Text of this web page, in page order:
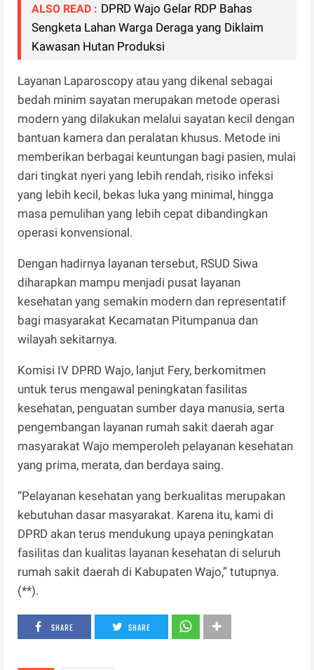
ALSO READ : DPRD Wajo Gelar RDP Bahas
Sengketa Lahan Warga Deraga yang Diklaim
Kawasan Hutan Produksi
Layanan Laparoscopy atau yang dikenal sebagai
bedah minim sayatan merupakan metode operasi
modern yang dilakukan melalui sayatan kecil dengan
bantuan kamera dan peralatan khusus. Metode ini
memberikan berbagai keuntungan bagi pasien, mulai
dari tingkat nyeri yang lebih rendah, risiko infeksi
yang lebih kecil, bekas luka yang minimal, hingga
masa pemulihan yang lebih cepat dibandingkan
operasi konvensional.
Dengan hadirnya layanan tersebut, RSUD Siwa
diharapkan mampu menjadi pusat layanan
kesehatan yang semakin modern dan representatif
bagi masyarakat Kecamatan Pitumpanua dan
wilayah sekitarnya.
Komisi IV DPRD Wajo, lanjut Fery, berkomitmen
untuk terus mengawal peningkatan fasilitas
kesehatan, penguatan sumber daya manusia, serta
pengembangan layanan rumah sakit daerah agar
masyarakat Wajo memperoleh pelayanan kesehatan
yang prima, merata, dan berdaya saing.
“Pelayanan kesehatan yang berkualitas merupakan
kebutuhan dasar masyarakat. Karena itu, kami di
DPRD akan terus mendukung upaya peningkatan
fasilitas dan kualitas layanan kesehatan di seluruh
rumah sakit daerah di Kabupaten Wajo,” tutupnya.
(**).
SHARE SHARE